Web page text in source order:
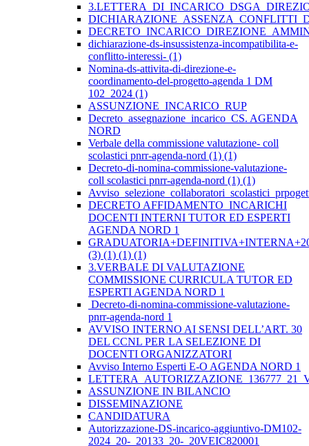
dichiarazione-ds-insussistenza-incompatibilita-e-
conflitto-interessi- (1)
Nomina-ds-attivita-di-direzione-e-
coordinamento-del-progetto-agenda 1 DM
102_2024 (1)
ASSUNZIONE_INCARICO_RUP
Decreto_assegnazione_incarico_CS. AGENDA
NORD
Verbale della commissione valutazione- coll
scolastici pnrr-agenda-nord (1) (1)
Decreto-di-nomina-commissione-valutazione-
coll scolastici pnrr-agenda-nord (1) (1)
DECRETO AFFIDAMENTO INCARICHI
DOCENTI INTERNI TUTOR ED ESPERTI
AGENDA NORD 1
(3) (1) (1) (1)
3.VERBALE DI VALUTAZIONE
COMMISSIONE CURRICULA TUTOR ED
ESPERTI AGENDA NORD 1
Decreto-di-nomina-commissione-valutazione-
pnrr-agenda-nord 1
AVVISO INTERNO AI SENSI DELL’ART. 30
DEL CCNL PER LA SELEZIONE DI
DOCENTI ORGANIZZATORI
Avviso Interno Esperti E-O AGENDA NORD 1
ASSUNZIONE IN BILANCIO
DISSEMINAZIONE
CANDIDATURA
Autorizzazione-DS-incarico-aggiuntivo-DM102-
2024_20-_20133_20-_20VEIC820001